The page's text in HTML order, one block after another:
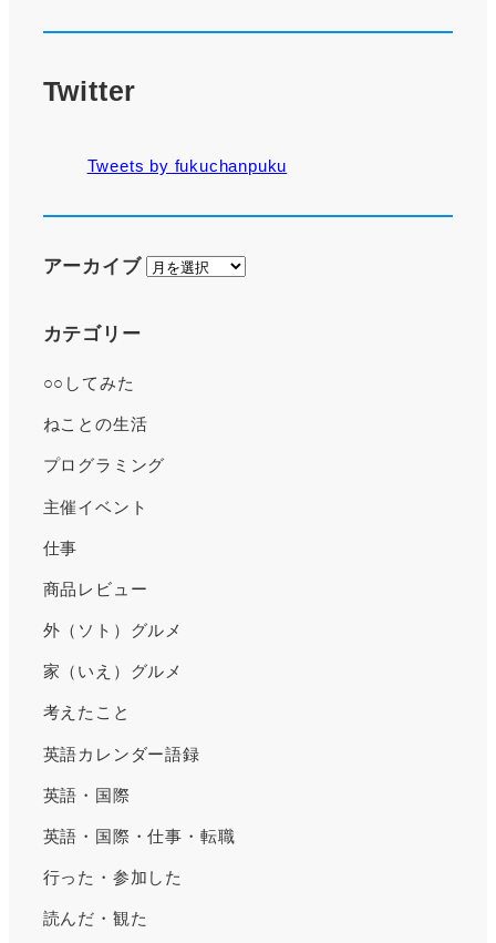
Twitter
Tweets by fukuchanpuku
アーカイブ
ア
カテゴリー
○○してみた
ねことの生活
プログラミング
主催イベント
仕事
商品レビュー
外（ソト）グルメ
家（いえ）グルメ
考えたこと
英語カレンダー語録
英語・国際
英語・国際・仕事・転職
行った・参加した
読んだ・観た